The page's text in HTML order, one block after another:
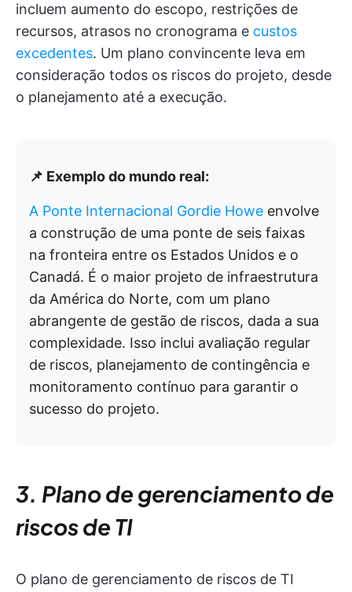
incluem aumento do escopo, restrições de
recursos, atrasos no cronograma e custos
excedentes. Um plano convincente leva em
consideração todos os riscos do projeto, desde
o planejamento até a execução.
📌 Exemplo do mundo real:
A Ponte Internacional Gordie Howe envolve
a construção de uma ponte de seis faixas
na fronteira entre os Estados Unidos e o
Canadá. É o maior projeto de infraestrutura
da América do Norte, com um plano
abrangente de gestão de riscos, dada a sua
complexidade. Isso inclui avaliação regular
de riscos, planejamento de contingência e
monitoramento contínuo para garantir o
sucesso do projeto.
3. Plano de gerenciamento de
riscos de TI
O plano de gerenciamento de riscos de TI